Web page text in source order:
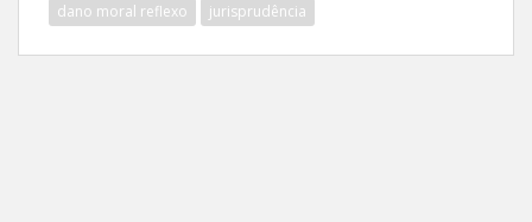
dano moral reflexo
jurisprudência